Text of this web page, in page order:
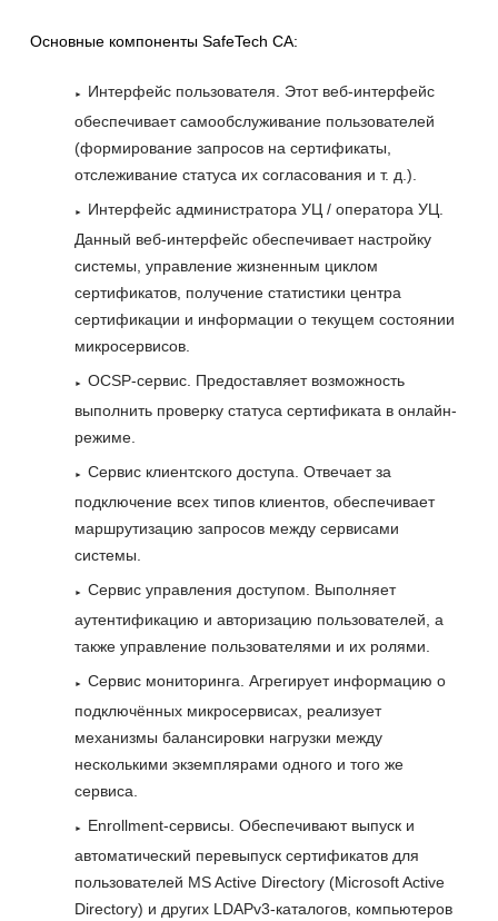
Основные компоненты SafeTech CA:
Интерфейс пользователя. Этот веб-интерфейс
обеспечивает самообслуживание пользователей
(формирование запросов на сертификаты,
отслеживание статуса их согласования и т. д.).
Интерфейс администратора УЦ / оператора УЦ.
Данный веб-интерфейс обеспечивает настройку
системы, управление жизненным циклом
сертификатов, получение статистики центра
сертификации и информации о текущем состоянии
микросервисов.
OCSP-сервис. Предоставляет возможность
выполнить проверку статуса сертификата в онлайн-
режиме.
Сервис клиентского доступа. Отвечает за
подключение всех типов клиентов, обеспечивает
маршрутизацию запросов между сервисами
системы.
Сервис управления доступом. Выполняет
аутентификацию и авторизацию пользователей, а
также управление пользователями и их ролями.
Сервис мониторинга. Агрегирует информацию о
подключённых микросервисах, реализует
механизмы балансировки нагрузки между
несколькими экземплярами одного и того же
сервиса.
Enrollment-сервисы. Обеспечивают выпуск и
автоматический перевыпуск сертификатов для
пользователей MS Active Directory (Microsoft Active
Directory) и других LDAPv3-каталогов, компьютеров